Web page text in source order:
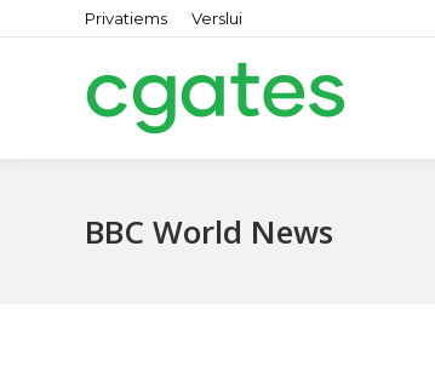
Privatiems Verslui
BBC World News